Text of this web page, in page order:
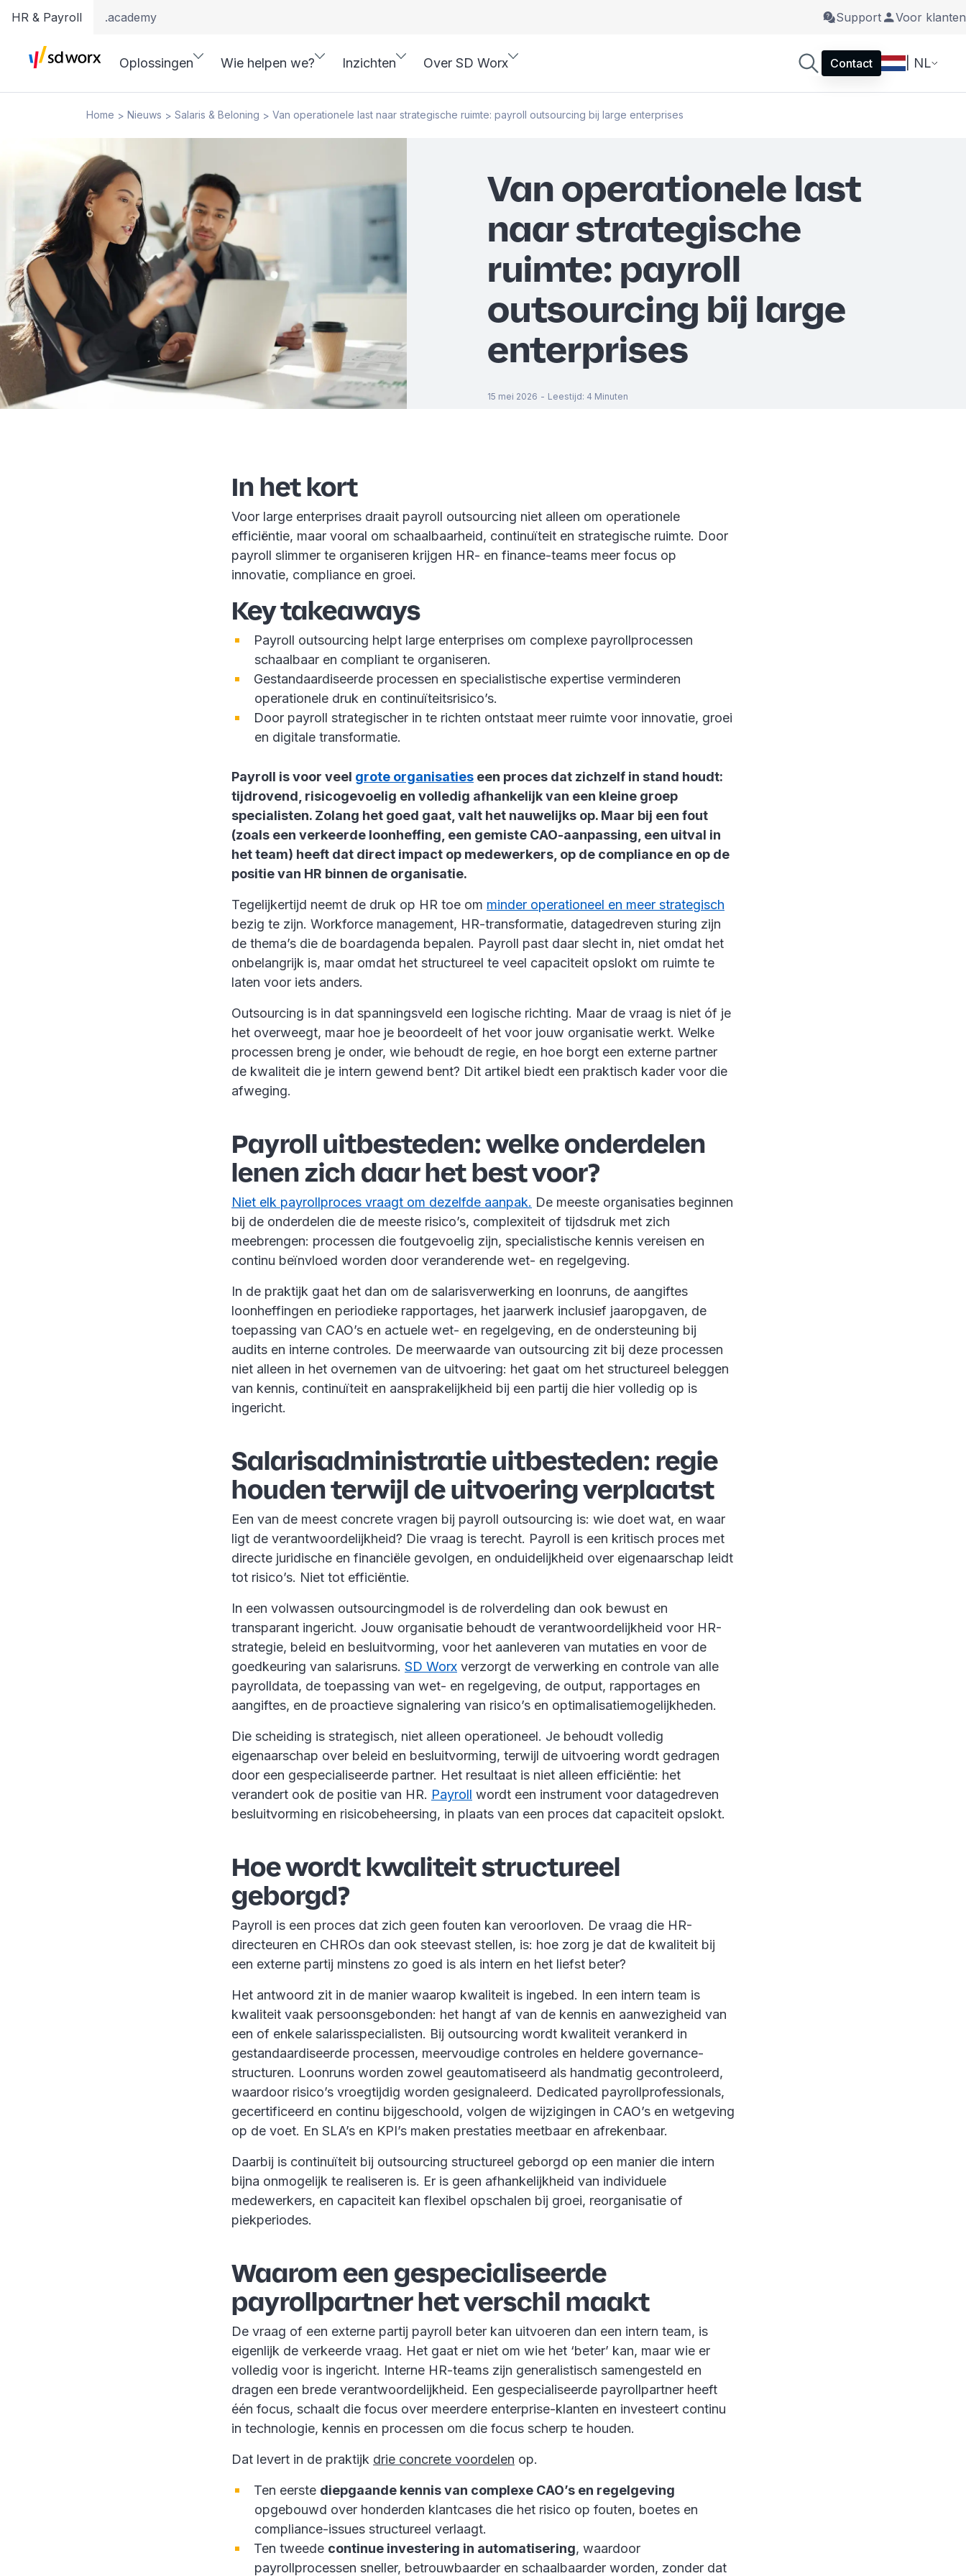
HR & Payroll .academy Support Voor klanten
Oplossingen Wie helpen we? Inzichten Over SD Worx Contact | NL
Home > Nieuws > Salaris & Beloning > Van operationele last naar strategische ruimte: payroll outsourcing bij large enterprises
Van operationele last
naar strategische
ruimte: payroll
outsourcing bij large
enterprises
15 mei 2026 - Leestijd: 4 Minuten
In het kort
Voor large enterprises draait payroll outsourcing niet alleen om operationele
efficiëntie, maar vooral om schaalbaarheid, continuïteit en strategische ruimte. Door
payroll slimmer te organiseren krijgen HR- en finance-teams meer focus op
innovatie, compliance en groei.
Key takeaways
Payroll outsourcing helpt large enterprises om complexe payrollprocessen
schaalbaar en compliant te organiseren.
Gestandaardiseerde processen en specialistische expertise verminderen
operationele druk en continuïteitsrisico’s.
Door payroll strategischer in te richten ontstaat meer ruimte voor innovatie, groei
en digitale transformatie.
Payroll is voor veel grote organisaties een proces dat zichzelf in stand houdt:
tijdrovend, risicogevoelig en volledig afhankelijk van een kleine groep
specialisten. Zolang het goed gaat, valt het nauwelijks op. Maar bij een fout
(zoals een verkeerde loonheffing, een gemiste CAO-aanpassing, een uitval in
het team) heeft dat direct impact op medewerkers, op de compliance en op de
positie van HR binnen de organisatie.
Tegelijkertijd neemt de druk op HR toe om minder operationeel en meer strategisch
bezig te zijn. Workforce management, HR-transformatie, datagedreven sturing zijn
de thema’s die de boardagenda bepalen. Payroll past daar slecht in, niet omdat het
onbelangrijk is, maar omdat het structureel te veel capaciteit opslokt om ruimte te
laten voor iets anders.
Outsourcing is in dat spanningsveld een logische richting. Maar de vraag is niet óf je
het overweegt, maar hoe je beoordeelt of het voor jouw organisatie werkt. Welke
processen breng je onder, wie behoudt de regie, en hoe borgt een externe partner
de kwaliteit die je intern gewend bent? Dit artikel biedt een praktisch kader voor die
afweging.
Payroll uitbesteden: welke onderdelen
lenen zich daar het best voor?
Niet elk payrollproces vraagt om dezelfde aanpak. De meeste organisaties beginnen
bij de onderdelen die de meeste risico’s, complexiteit of tijdsdruk met zich
meebrengen: processen die foutgevoelig zijn, specialistische kennis vereisen en
continu beïnvloed worden door veranderende wet- en regelgeving.
In de praktijk gaat het dan om de salarisverwerking en loonruns, de aangiftes
loonheffingen en periodieke rapportages, het jaarwerk inclusief jaaropgaven, de
toepassing van CAO’s en actuele wet- en regelgeving, en de ondersteuning bij
audits en interne controles. De meerwaarde van outsourcing zit bij deze processen
niet alleen in het overnemen van de uitvoering: het gaat om het structureel beleggen
van kennis, continuïteit en aansprakelijkheid bij een partij die hier volledig op is
ingericht.
Salarisadministratie uitbesteden: regie
houden terwijl de uitvoering verplaatst
Een van de meest concrete vragen bij payroll outsourcing is: wie doet wat, en waar
ligt de verantwoordelijkheid? Die vraag is terecht. Payroll is een kritisch proces met
directe juridische en financiële gevolgen, en onduidelijkheid over eigenaarschap leidt
tot risico’s. Niet tot efficiëntie.
In een volwassen outsourcingmodel is de rolverdeling dan ook bewust en
transparant ingericht. Jouw organisatie behoudt de verantwoordelijkheid voor HR-
strategie, beleid en besluitvorming, voor het aanleveren van mutaties en voor de
goedkeuring van salarisruns. SD Worx verzorgt de verwerking en controle van alle
payrolldata, de toepassing van wet- en regelgeving, de output, rapportages en
aangiftes, en de proactieve signalering van risico’s en optimalisatiemogelijkheden.
Die scheiding is strategisch, niet alleen operationeel. Je behoudt volledig
eigenaarschap over beleid en besluitvorming, terwijl de uitvoering wordt gedragen
door een gespecialiseerde partner. Het resultaat is niet alleen efficiëntie: het
verandert ook de positie van HR. Payroll wordt een instrument voor datagedreven
besluitvorming en risicobeheersing, in plaats van een proces dat capaciteit opslokt.
Hoe wordt kwaliteit structureel
geborgd?
Payroll is een proces dat zich geen fouten kan veroorloven. De vraag die HR-
directeuren en CHROs dan ook steevast stellen, is: hoe zorg je dat de kwaliteit bij
een externe partij minstens zo goed is als intern en het liefst beter?
Het antwoord zit in de manier waarop kwaliteit is ingebed. In een intern team is
kwaliteit vaak persoonsgebonden: het hangt af van de kennis en aanwezigheid van
een of enkele salarisspecialisten. Bij outsourcing wordt kwaliteit verankerd in
gestandaardiseerde processen, meervoudige controles en heldere governance-
structuren. Loonruns worden zowel geautomatiseerd als handmatig gecontroleerd,
waardoor risico’s vroegtijdig worden gesignaleerd. Dedicated payrollprofessionals,
gecertificeerd en continu bijgeschoold, volgen de wijzigingen in CAO’s en wetgeving
op de voet. En SLA’s en KPI’s maken prestaties meetbaar en afrekenbaar.
Daarbij is continuïteit bij outsourcing structureel geborgd op een manier die intern
bijna onmogelijk te realiseren is. Er is geen afhankelijkheid van individuele
medewerkers, en capaciteit kan flexibel opschalen bij groei, reorganisatie of
piekperiodes.
Waarom een gespecialiseerde
payrollpartner het verschil maakt
De vraag of een externe partij payroll beter kan uitvoeren dan een intern team, is
eigenlijk de verkeerde vraag. Het gaat er niet om wie het ‘beter’ kan, maar wie er
volledig voor is ingericht. Interne HR-teams zijn generalistisch samengesteld en
dragen een brede verantwoordelijkheid. Een gespecialiseerde payrollpartner heeft
één focus, schaalt die focus over meerdere enterprise-klanten en investeert continu
in technologie, kennis en processen om die focus scherp te houden.
Dat levert in de praktijk drie concrete voordelen op.
Ten eerste diepgaande kennis van complexe CAO’s en regelgeving
opgebouwd over honderden klantcases die het risico op fouten, boetes en
compliance-issues structureel verlaagt.
Ten tweede continue investering in automatisering, waardoor
payrollprocessen sneller, betrouwbaarder en schaalbaarder worden, zonder dat